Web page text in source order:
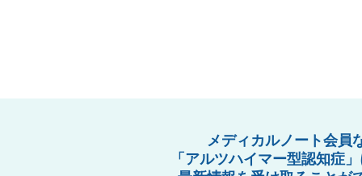
メディカルノート会員
「アルツハイマー型認知症